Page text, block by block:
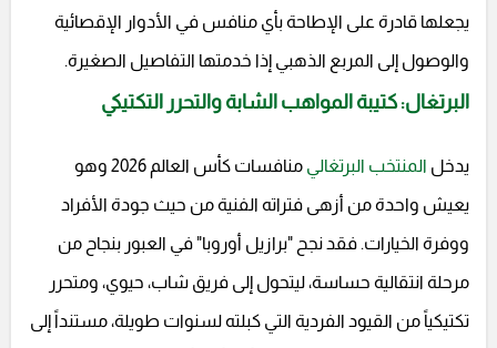
يجعلها قادرة على الإطاحة بأي منافس في الأدوار الإقصائية
والوصول إلى المربع الذهبي إذا خدمتها التفاصيل الصغيرة.
البرتغال: كتيبة المواهب الشابة والتحرر التكتيكي
يدخل المنتخب البرتغالي منافسات كأس العالم 2026 وهو
يعيش واحدة من أزهى فتراته الفنية من حيث جودة الأفراد
ووفرة الخيارات. فقد نجح "برازيل أوروبا" في العبور بنجاح من
مرحلة انتقالية حساسة، ليتحول إلى فريق شاب، حيوي، ومتحرر
تكتيكياً من القيود الفردية التي كبلته لسنوات طويلة، مستنداً إلى